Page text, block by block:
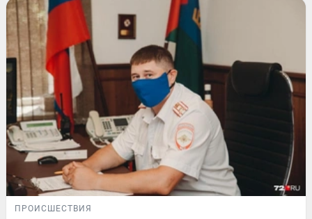
ПРОИСШЕСТВИЯ